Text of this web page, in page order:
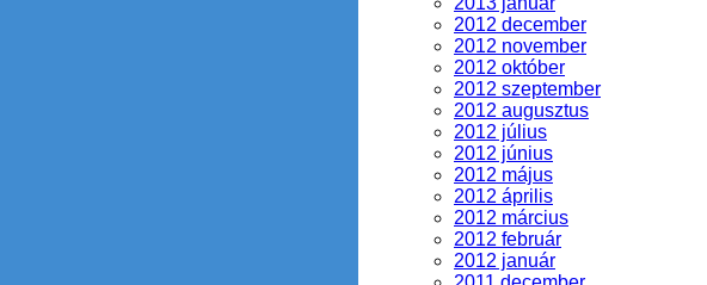
2012 december
2012 november
2012 október
2012 szeptember
2012 augusztus
2012 július
2012 június
2012 május
2012 április
2012 március
2012 február
2012 január